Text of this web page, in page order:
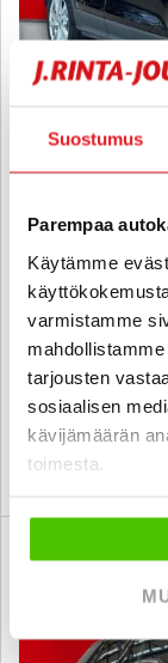
Suostumus
Parempaa
Käytämme
varmistamme
tarjousten
sosiaalisen
kävijämäärän
toimesta.
Business 1,0 TFSI
maksuaikaa! -
LED!!
2017 , Automaatti,
14 200 €
alk. 168 € /
KATSO
6 kk